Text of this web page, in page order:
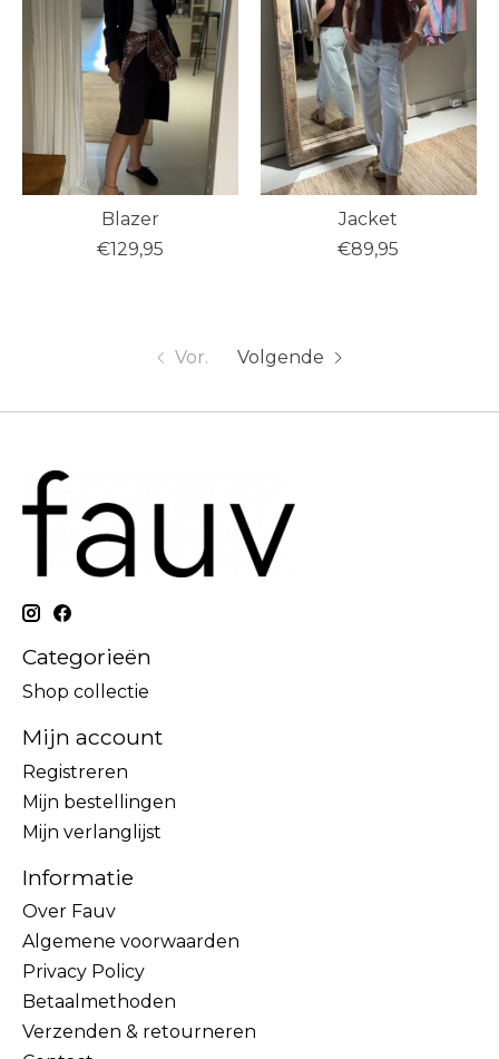
Blazer
€129,95
Jacket
€89,95
Vor. Volgende
Categorieën
Shop collectie
Mijn account
Registreren
Mijn bestellingen
Mijn verlanglijst
Informatie
Over Fauv
Algemene voorwaarden
Privacy Policy
Betaalmethoden
Verzenden & retourneren